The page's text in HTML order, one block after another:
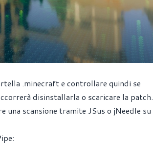
.minecraft e controllare quindi se
disinstallarla o scaricare la patch.
una scansione tramite JSus o jNeedle su